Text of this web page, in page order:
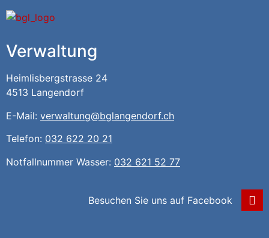
Verwaltung
Heimlisbergstrasse 24
4513 Langendorf
E-Mail: verwaltung@bglangendorf.ch
Telefon: 032 622 20 21
Notfallnummer Wasser: 032 621 52 77
Besuchen Sie uns auf Facebook